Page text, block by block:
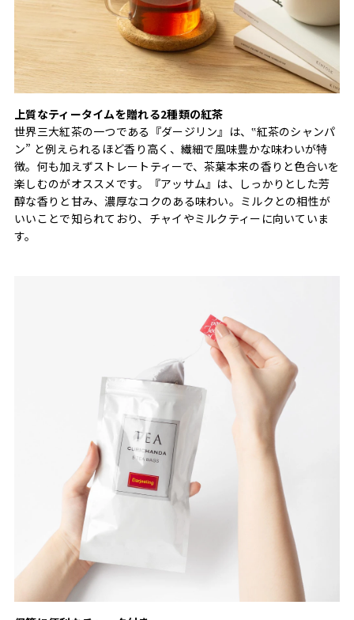
上質なティータイムを贈れる2種類の紅茶
世界三大紅茶の一つである『ダージリン』は、‟紅茶のシャンパ
ン” と例えられるほど香り高く、繊細で風味豊かな味わいが特
徴。何も加えずストレートティーで、茶葉本来の香りと色合いを
楽しむのがオススメです。『アッサム』は、しっかりとした芳
醇な香りと甘み、濃厚なコクのある味わい。ミルクとの相性が
いいことで知られており、チャイやミルクティーに向いていま
す。